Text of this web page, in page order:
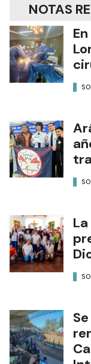
NOTAS